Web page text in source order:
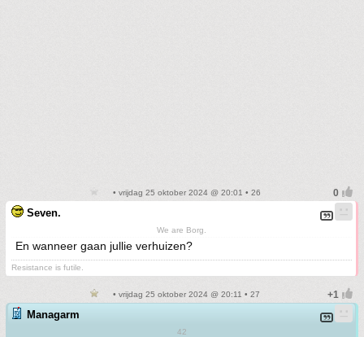
• vrijdag 25 oktober 2024 @ 20:01 • 26
Seven.
We are Borg.
En wanneer gaan jullie verhuizen?
Resistance is futile.
• vrijdag 25 oktober 2024 @ 20:11 • 27
Managarm
42